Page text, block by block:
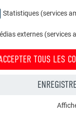
Statistiques (services
externes (services
TOUS LES